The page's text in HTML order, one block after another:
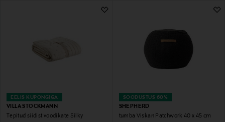
EELIS KUPONGIGA
VILLA STOCKMANN
Tepitud siidist voodikate Silky
SOODUSTUS 60%
SHEPHERD
tumba Viskan Patchwork 40 x 45 cm